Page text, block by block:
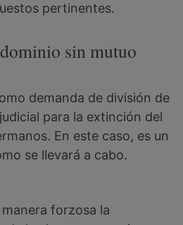
pertinentes.
sin mutuo
demanda de división de
para la extinción del
En este caso, es un
se llevará a cabo.
forzosa la